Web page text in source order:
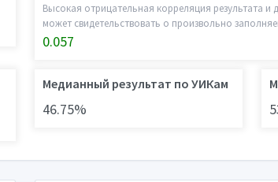
Высокая отрицательная корреляция результата и
может свидетельствовать о произвольно
0.057
Медианный результат по УИКам
46.75%